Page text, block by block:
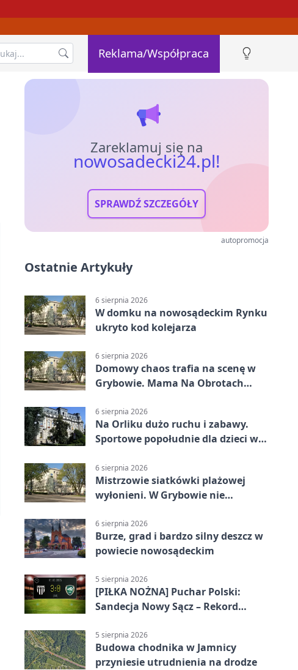
Reklama/Współpraca
Zareklamuj się na
nowosadecki24.pl!
SPRAWDŹ SZCZEGÓŁY
autopromocja
Ostatnie Artykuły
6 sierpnia 2026
W domku na nowosądeckim Rynku
ukryto kod kolejarza
6 sierpnia 2026
Domowy chaos trafia na scenę w
Grybowie. Mama Na Obrotach
6 sierpnia 2026
Na Orliku dużo ruchu i zabawy.
Sportowe popołudnie dla dzieci w
6 sierpnia 2026
Mistrzowie siatkówki plażowej
wyłonieni. W Grybowie nie
6 sierpnia 2026
Burze, grad i bardzo silny deszcz w
powiecie nowosądeckim
5 sierpnia 2026
[PIŁKA NOŻNA] Puchar Polski:
Sandecja Nowy Sącz – Rekord
5 sierpnia 2026
Budowa chodnika w Jamnicy
przyniesie utrudnienia na drodze